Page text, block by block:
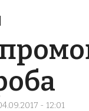
- 12:01